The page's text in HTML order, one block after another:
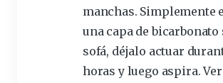
manchas. Simplemente
una capa de bicarbonato
sofá, déjalo actuar
horas y luego aspira.